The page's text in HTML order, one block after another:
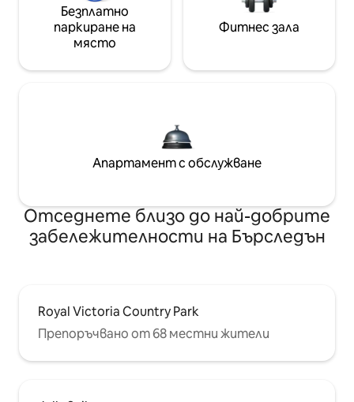
Безплатно
паркиране на
място
Фитнес зала
Апартамент с обслужване
Отседнете близо до най-добрите
забележителности на Бърследън
Royal Victoria Country Park
Препоръчвано от 68 местни жители